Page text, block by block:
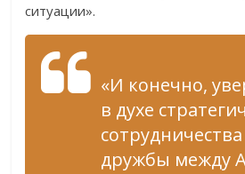
ситуации».
«И конечно,
в духе
дружбы между